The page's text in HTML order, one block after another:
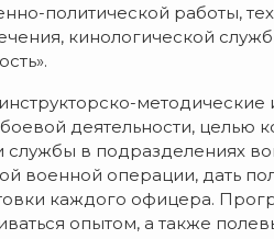
политической работы,
кинологической
методические
деятельности, целью
в подразделениях
военной операции, дать
каждого офицера.
опытом, а также